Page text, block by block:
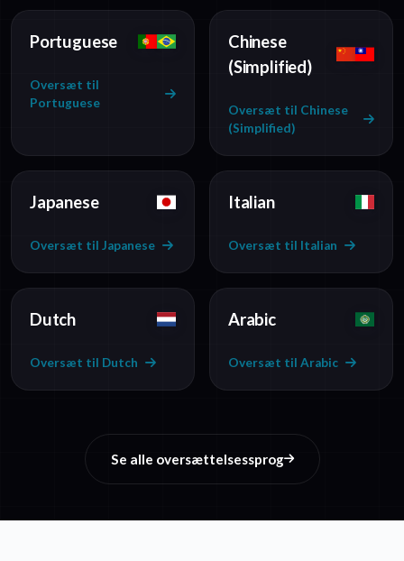
Portuguese
Oversæt til
Portuguese
Chinese
(Simplified)
Oversæt til Chinese
(Simplified)
Japanese
Oversæt til Japanese
Italian
Oversæt til Italian
Dutch
Oversæt til Dutch
Arabic
Oversæt til Arabic
Se alle oversættelsessprog